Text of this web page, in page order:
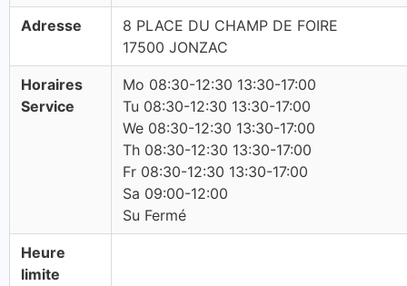
Adresse
8 PLACE DU CHAMP DE FOIRE
17500 JONZAC
Horaires
Service
Mo 08:30-12:30 13:30-17:00
Tu 08:30-12:30 13:30-17:00
We 08:30-12:30 13:30-17:00
Th 08:30-12:30 13:30-17:00
Fr 08:30-12:30 13:30-17:00
Sa 09:00-12:00
Su Fermé
Heure
limite